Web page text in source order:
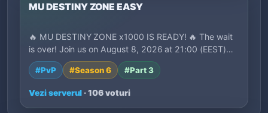
MU DESTINY ZONE EASY
🔥 MU DESTINY ZONE x1000 IS READY! 🔥 The wait
is over! Join us on August 8, 2026 at 21:00 (EEST)…
#PvP #Season 6 #Part 3
Vezi serverul · 106 voturi